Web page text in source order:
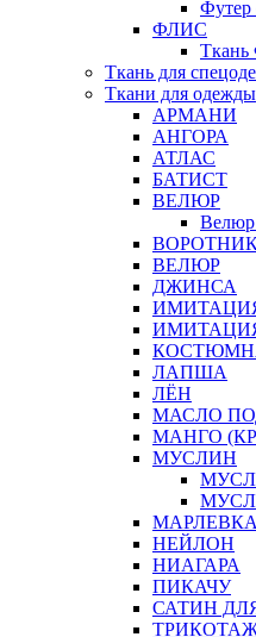
Футер
ФЛИС
Ткань
Ткань для
Ткани для одежды
АРМАНИ
АНГОРА
АТЛАС
БАТИСТ
ВЕЛЮР
Велюр
ВЕЛЮР
ДЖИНСА
ЛАПША
ЛЁН
МАСЛО
МАНГО
МУСЛИН
МАРЛЕВКА
НЕЙЛОН
НИАГАРА
ПИКАЧУ
САТИН